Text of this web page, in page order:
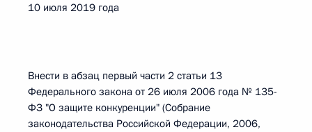
10 июля 2019 года
Внести в абзац первый части 2 статьи 13
Федерального закона от 26 июля 2006 года № 135-
ФЗ "О защите конкуренции" (Собрание
законодательства Российской Федерации, 2006,